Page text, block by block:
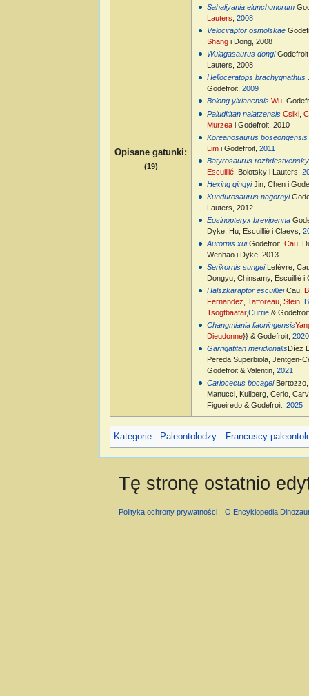
Opisane gatunki:
(19)
Sahaliyania elunchunorum
Lauters ,2008
Velociraptor osmolskae
Shang i Dong, 2008
Wulagasaurus dongi
Lauters, 2008
Helioceratops brachygnathus
Godefroit,2009
Bolong yixianensis Wu,
Paludititan nalatzensis Csiki ,
Murzea i Godefroit, 2010
Koreanosaurus boseongensis
Lim i Godefroit,2011
Batyrosaurus
Escuillié , Bolotsky i Lauters,
Hexing qingyiJin, Chen i
Kundurosaurus nagornyi
Lauters, 2012
Eosinopteryx brevipenna
Dyke, Hu, Escuillié i Claeys,
Aurornis xuiGodefroit,Cau ,
Wenhao i Dyke, 2013
Serikornis sungeiLefèvre,
Dongyu, Chinsamy, Escuillié i
Halszkaraptor escuillieiCau,
Fernandez ,Tafforeau ,Stein ,
Tsogtbaatar,Currie &
Changmiania liaoningensis
Dieudonne}} & Godefroit,2020
Garrigatitan meridionalisDíez
Pereda Superbiola, Jentgen-
Godefroit & Valentin,2021
Cariocecus bocageiBertozzo,
Manucci, Kullberg, Cerio,
Figueiredo & Godefroit,2025
Kategorie: Paleontolodzy Francuscy
Tę stronę ostatnio
Polityka ochrony prywatności O Encyklopedia